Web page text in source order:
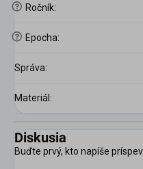
? Ročník:
? Epocha:
Správa:
Materiál :
Diskusia
Buďte prvý, kto napíše